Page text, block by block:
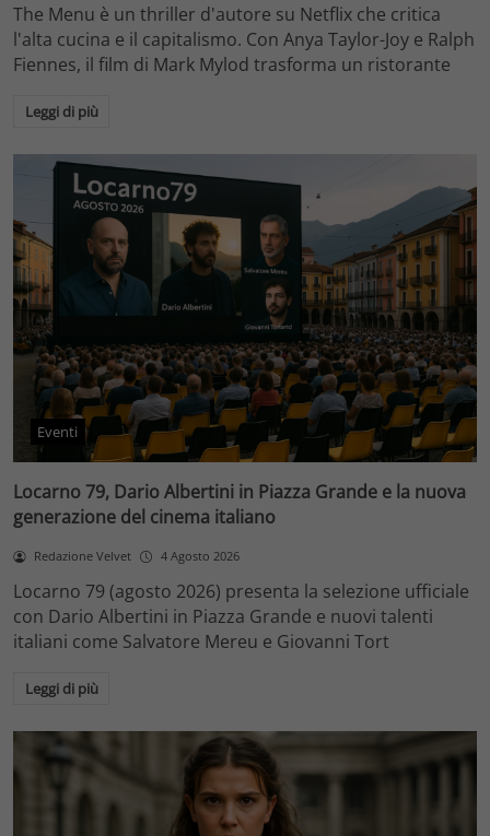
The Menu è un thriller d'autore su Netflix che critica
l'alta cucina e il capitalismo. Con Anya Taylor-Joy e Ralph
Fiennes, il film di Mark Mylod trasforma un ristorante
Leggi di più
Eventi
Locarno 79, Dario Albertini in Piazza Grande e la nuova
generazione del cinema italiano
Redazione Velvet 4 Agosto 2026
Locarno 79 (agosto 2026) presenta la selezione ufficiale
con Dario Albertini in Piazza Grande e nuovi talenti
italiani come Salvatore Mereu e Giovanni Tort
Leggi di più